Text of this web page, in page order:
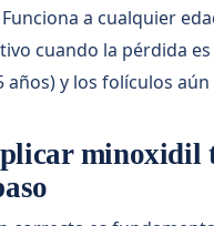
Funciona a cualquier
cuando la pérdida
años) y los folículos
minoxidil